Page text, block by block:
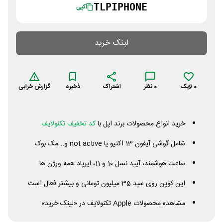
TLPIPHONE کپی
لینک خرید
0 لایک 0 نظر اشتراک ذخیره گزارش خرابی
خرید انواع محصولات برند اپل باکد تخفیف تکنولایف
شامل گوشی آیفون 13 اکتیو یا
notactive
و.. مک بوک
ساعت هوشمند، آیپد نسل 10 و 11، ایرپاد همه ورژن ها
این کوپن روی سبد 35 میلیون تومانی و بیشتر فعال است
مشاهده محصولات Appleتکنولایف در «لینک خرید»